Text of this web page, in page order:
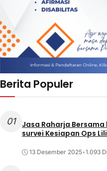
Berita Populer
01
Jasa Raharja
survei Kesiapan Ops
13 Desember 2025•1.093